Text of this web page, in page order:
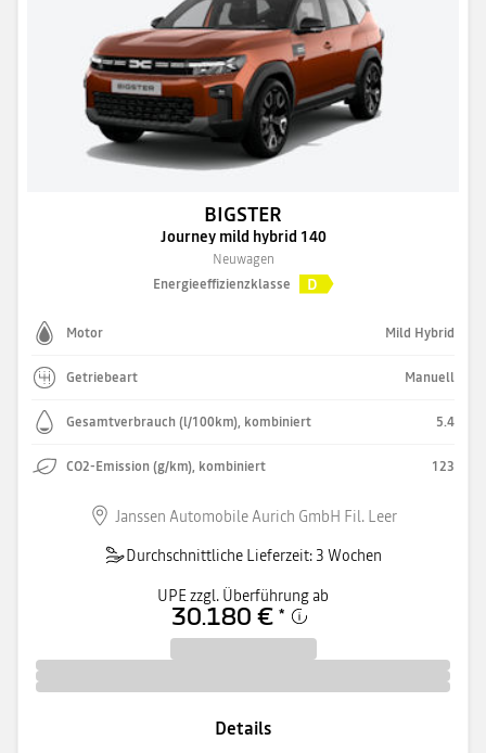
BIGSTER
Journey mild hybrid 140
Neuwagen
Energieeffizienzklasse
D
Motor Mild Hybrid
Getriebeart Manuell
Gesamtverbrauch (l/100km), kombiniert 5.4
CO2-Emission (g/km), kombiniert 123
Janssen Automobile Aurich GmbH Fil. Leer
Durchschnittliche Lieferzeit: 3 Wochen
UPE zzgl. Überführung ab
30.180 € *
Details